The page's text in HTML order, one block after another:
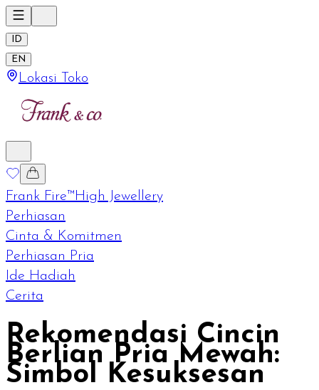
ID
EN
Lokasi Toko
Frank Fire™High Jewellery
Perhiasan
Cinta & Komitmen
Perhiasan Pria
Ide Hadiah
Cerita
Rekomendasi Cincin
Berlian Pria Mewah:
Simbol Kesuksesan